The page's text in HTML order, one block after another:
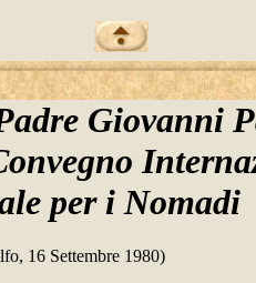
Giovanni
per i Nomadi
16 Settembre 1980)